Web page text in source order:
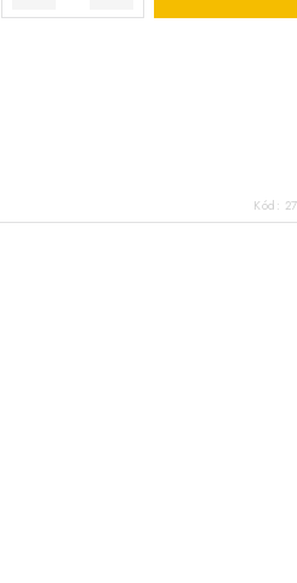
Kód: